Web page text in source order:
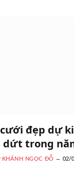
đẹp dự
trong
KHÁNH NGỌC ĐỖ 02/